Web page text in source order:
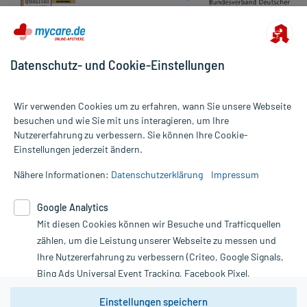
Alle Preise gelten inkl. MwSt., ggf. zzgl. Versandkosten
Informationen auf dieser Website werden ausschließlich für
die Untersuchung und Behandlung durch einen Arzt. Bitte
Therapien eingeleitet werden können. | Diese Webseite benutzt
Google Analytics. Lesen Sie bitte dazu die wichtigen Hinweise in
unserer Datenschutzerklärung. Für den Widerruf einer Bestellung
nutzen Sie das Formular:
Vertrag widerrufen
Datenschutz- und Cookie-Einstellungen
Wir verwenden Cookies um zu erfahren, wann Sie unsere Webseite
besuchen und wie Sie mit uns interagieren, um Ihre
Nutzererfahrung zu verbessern. Sie können Ihre Cookie-
Einstellungen jederzeit ändern.
Nähere Informationen: Datenschutzerklärung Impressum
Google Analytics
Mit diesen Cookies können wir Besuche und Trafficquellen
zählen, um die Leistung unserer Webseite zu messen und
Ihre Nutzererfahrung zu verbessern (Criteo, Google Signals,
Bing Ads Universal Event Tracking, Facebook Pixel,
Youtube-Social Plugin).
Einstellungen speichern